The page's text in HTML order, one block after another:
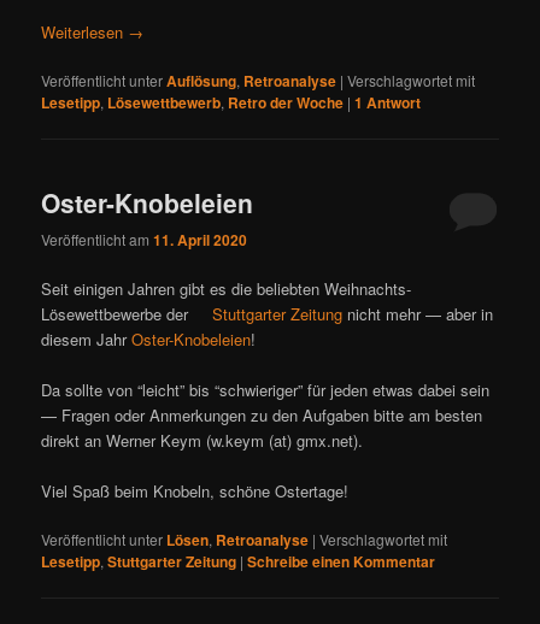
Weiterlesen →
Veröffentlicht unterAuflösung, Retroanalyse |Verschlagwortet mit
Lesetipp, Lösewettbewerb, Retro der Woche |1 Antwort
Oster-Knobeleien
Veröffentlicht am11. April 2020
Seit einigen Jahren gibt es die beliebten Weihnachts-
Lösewettbewerbe der
Stuttgarter Zeitung nicht mehr — aber in
diesem JahrOster-Knobeleien!
Da sollte von “leicht” bis “schwieriger” für jeden etwas dabei sein
— Fragen oder Anmerkungen zu den Aufgaben bitte am besten
direkt an Werner Keym (w.keym (at) gmx.net).
Viel Spaß beim Knobeln, schöne Ostertage!
Veröffentlicht unter Lösen, Retroanalyse |Verschlagwortet mit
Lesetipp,Stuttgarter Zeitung |Schreibe einen Kommentar